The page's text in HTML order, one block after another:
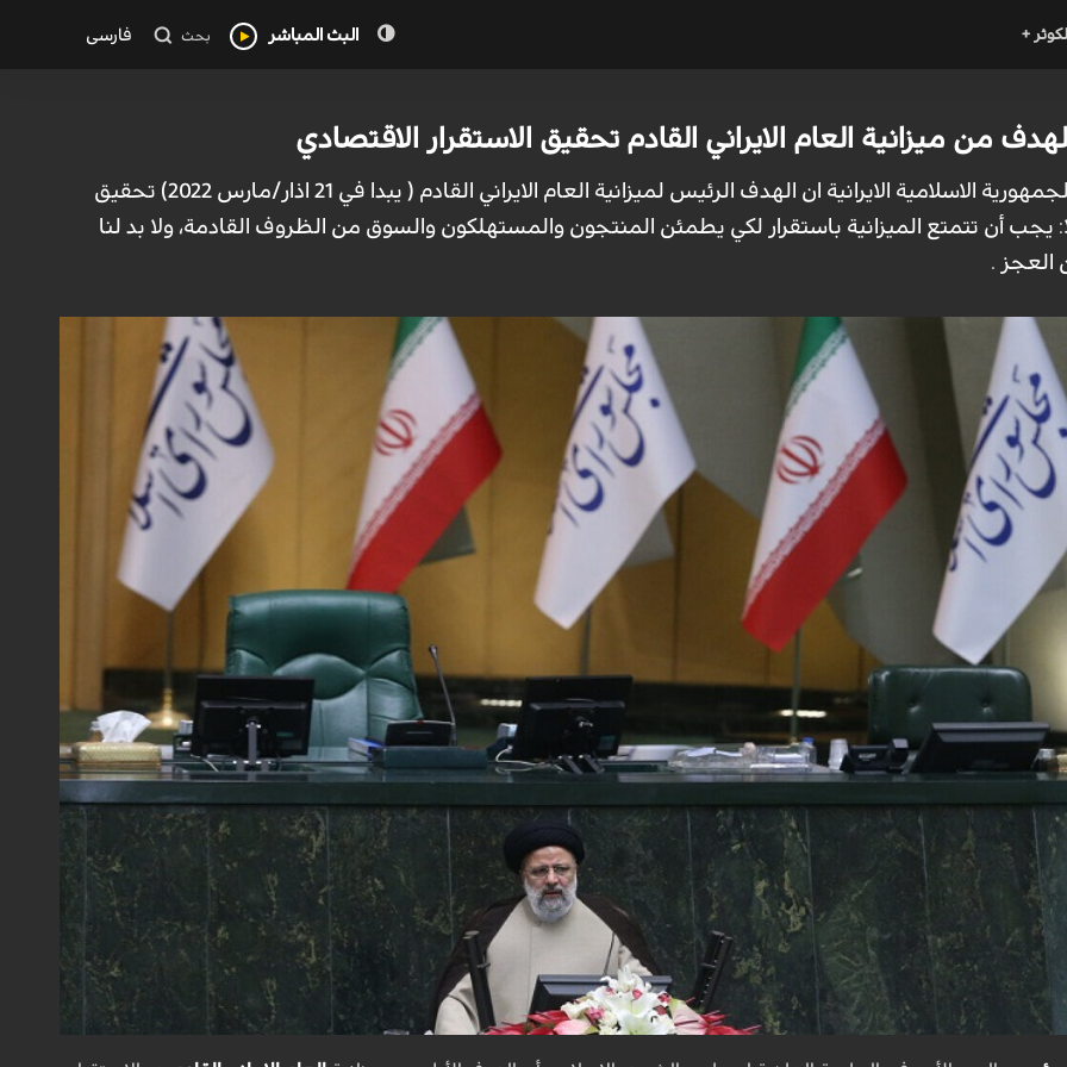
الكوثر + البث المباشر بحث فارسی
من ميزانية العام الايراني القادم تحقيق الاستقرار الاقتصادي
ايران-الكوثر: اعتبر رئيس الجمهورية الاسلامية الايرانية ان الهدف الرئيس لميزانية العام الايراني القادم ( يبدا في 21 اذار/مارس 2022) تحقيق
يجب أن تتمتع الميزانية باستقرار لكي يطمئن المنتجون والمستهلكون والسوق من الظروف القادمة، ولا بد لنا
العجز .